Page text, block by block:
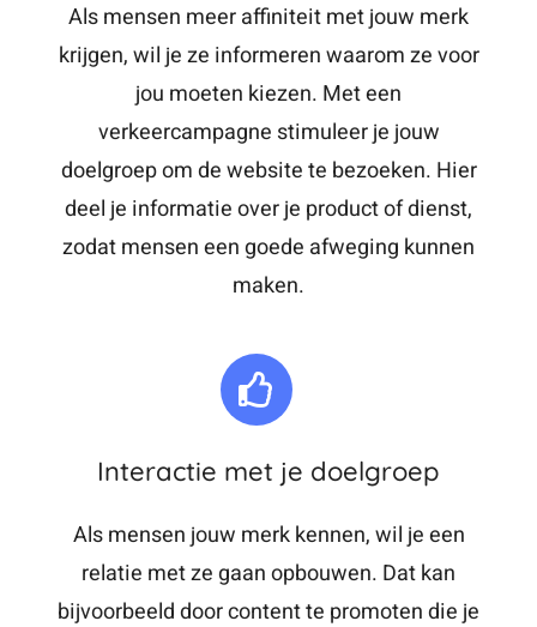
Als mensen meer affiniteit met jouw merk
krijgen, wil je ze informeren waarom ze voor
jou moeten kiezen. Met een
verkeercampagne stimuleer je jouw
doelgroep om de website te bezoeken. Hier
deel je informatie over je product of dienst,
zodat mensen een goede afweging kunnen
maken.
Interactie met je doelgroep
Als mensen jouw merk kennen, wil je een
relatie met ze gaan opbouwen. Dat kan
bijvoorbeeld door content te promoten die je